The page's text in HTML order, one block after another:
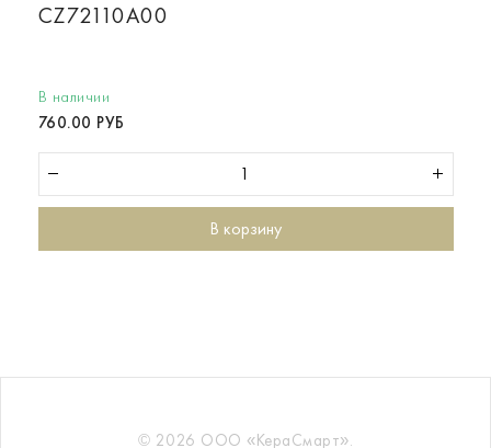
CZ72110A00
В наличии
760.00 РУБ
В корзину
© 2026 ООО «КераСмарт».